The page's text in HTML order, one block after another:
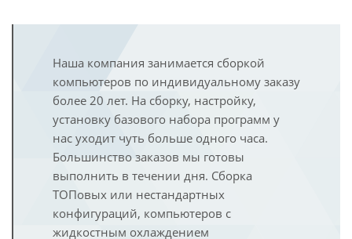
Наша компания занимается сборкой
компьютеров по индивидуальному заказу
более 20 лет. На сборку, настройку,
установку базового набора программ у
нас уходит чуть больше одного часа.
Большинство заказов мы готовы
выполнить в течении дня. Сборка
ТОПовых или нестандартных
конфигураций, компьютеров с
жидкостным охлаждением